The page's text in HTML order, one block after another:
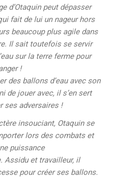
d’Otaquin peut dépasser
fait de lui un nageur hors
beaucoup plus agile dans
Il sait toutefois se servir
sur la terre ferme pour
!
des ballons d’eau avec son
de jouer avec, il s’en sert
ses adversaires !
insouciant, Otaquin se
lors des combats et
puissance
Assidu et travailleur, il
pour créer ses ballons.